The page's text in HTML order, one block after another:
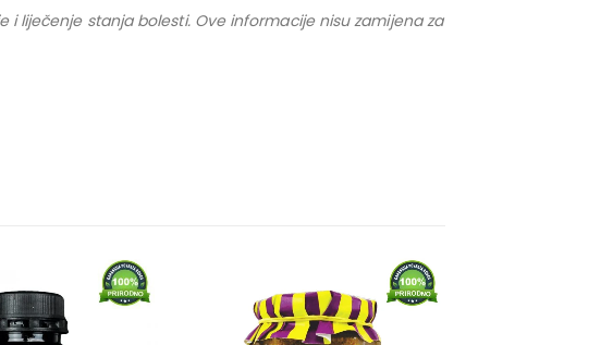
liječenje stanja bolesti. Ove informacije nisu zamijena za